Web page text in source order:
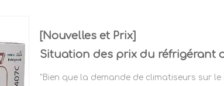
[Nouvelles et Prix]
Situation des prix du réfrigérant
"Bien que la demande de climatiseurs sur